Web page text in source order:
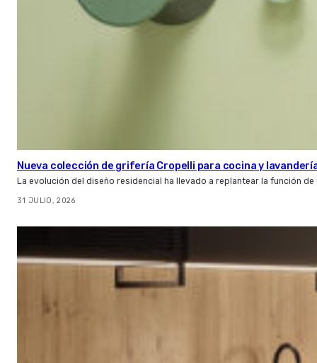
Nueva colección de grifería Cropelli para cocina y
La evolución del diseño residencial ha llevado a replantear la función
31 JULIO, 2026